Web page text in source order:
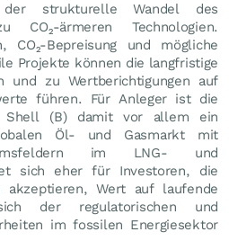
der strukturelle Wandel des
CO₂-ärmeren Technologien.
CO₂-Bepreisung und mögliche
Projekte können die langfristige
und zu Wertberichtigungen auf
führen. Für Anleger ist die
Shell (B) damit vor allem ein
Öl- und Gasmarkt mit
im LNG- und
sich eher für Investoren, die
akzeptieren, Wert auf laufende
der regulatorischen und
im fossilen Energiesektor